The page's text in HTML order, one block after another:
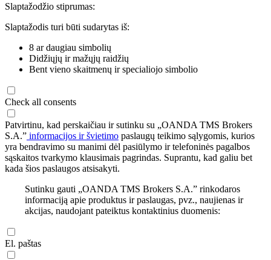
Slaptažodžio stiprumas:
Slaptažodis turi būti sudarytas iš:
8 ar daugiau simbolių
Didžiųjų ir mažųjų raidžių
Bent vieno skaitmenų ir specialiojo simbolio
Check all consents
Patvirtinu, kad perskaičiau ir sutinku su „OANDA TMS Brokers
S.A.” informacijos ir švietimo paslaugų teikimo sąlygomis, kurios
yra bendravimo su manimi dėl pasiūlymo ir telefoninės pagalbos
sąskaitos tvarkymo klausimais pagrindas. Suprantu, kad galiu bet
kada šios paslaugos atsisakyti.
Sutinku gauti „OANDA TMS Brokers S.A.” rinkodaros
informaciją apie produktus ir paslaugas, pvz., naujienas ir
akcijas, naudojant pateiktus kontaktinius duomenis:
El. paštas